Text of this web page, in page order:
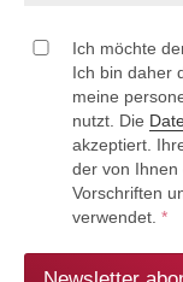
Ich möchte
Ich bin daher
meine
nutzt. Die
akzeptiert.
der von Ihnen
Vorschriften
verwendet. *